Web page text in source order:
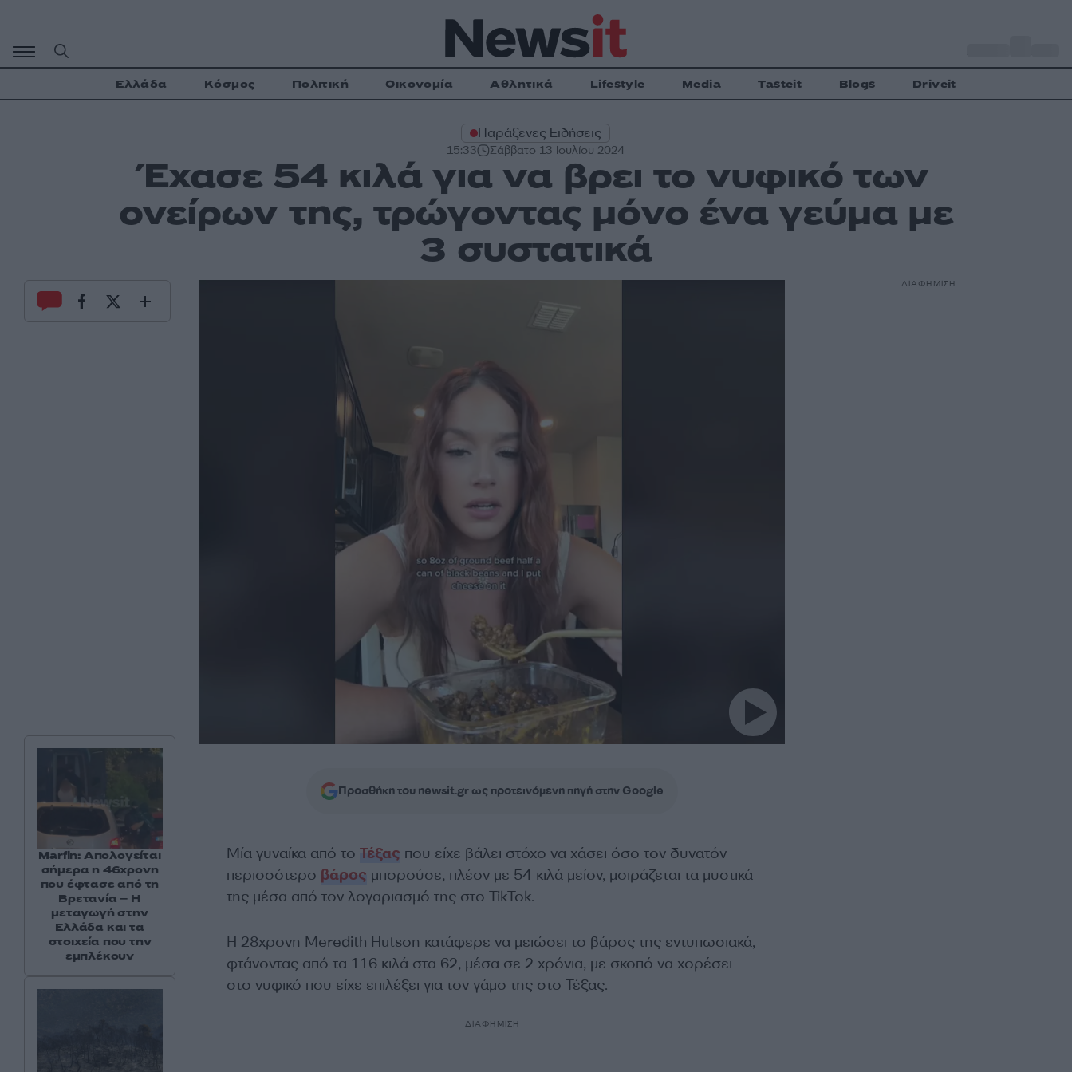
περιεχόμενο
Ελλάδα Κόσμος Πολιτική Οικονομία Αθλητικά Lifestyle Media Tasteit Blogs Driveit
Παράξενες Ειδήσεις
15:33 Σάββατο 13 Ιουλίου 2024
Έχασε 54 κιλά για να βρει το νυφικό των
ονείρων της, τρώγοντας μόνο ένα γεύμα με
3 συστατικά
Προσθήκη του newsit.gr ως προτεινόμενη πηγή στην Google
Μία γυναίκα από το Τέξας που είχε βάλει στόχο να χάσει όσο τον δυνατόν
περισσότερο βάρος μπορούσε, πλέον με 54 κιλά μείον, μοιράζεται τα μυστικά
της μέσα από τον λογαριασμό της στο TikTok.
Η 28χρονη Meredith Hutson κατάφερε να μειώσει το βάρος της εντυπωσιακά,
φτάνοντας από τα 116 κιλά στα 62, μέσα σε 2 χρόνια, με σκοπό να χορέσει
στο νυφικό που είχε επιλέξει για τον γάμο της στο Τέξας.
ΔΙΑΦΗΜΙΣΗ
Marfin: Απολογείται
σήμερα η 46χρονη
που έφτασε από τη
Βρετανία – Η
μεταγωγή στην
Ελλάδα και τα
στοιχεία που την
εμπλέκουν
ΔΙΑΦΗΜΙΣΗ